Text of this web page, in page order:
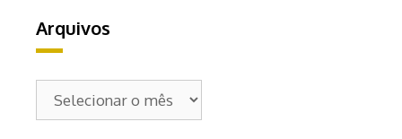
Arquivos
Arquivos